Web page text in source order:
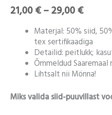
21,00€–29,00€
Materjal: 50% siid,
tex sertifikaadiga
Detailid: peitlukk;
Õmmeldud
Lihtsalt nii Mönna!
Miks valida siid-puuvillast
gold
ornament"
kogus